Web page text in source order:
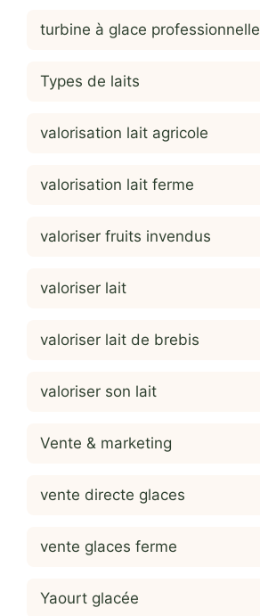
turbine à glace professionnelle
Types de laits
valorisation lait agricole
valorisation lait ferme
valoriser fruits invendus
valoriser lait
valoriser lait de brebis
valoriser son lait
Vente & marketing
vente directe glaces
vente glaces ferme
Yaourt glacée